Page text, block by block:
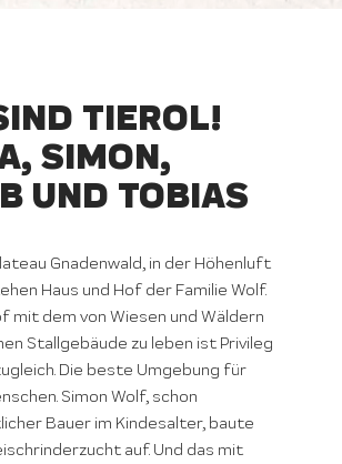
TIEROL!
SIMON,
UND TOBIAS
Gnadenwald, in der Höhenluft
Haus und Hof der Familie Wolf.
mit dem von Wiesen und Wäldern
Stallgebäude zu leben ist Privileg
Die beste Umgebung für
Simon Wolf, schon
Bauer im Kindesalter, baute
auf. Und das mit